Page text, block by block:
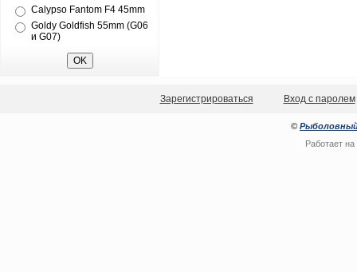
Calypso Fantom F4 45mm
Goldy Goldfish 55mm (G06
и G07)
Зарегистрироваться Вход с паролем
© Рыболовный
Работает